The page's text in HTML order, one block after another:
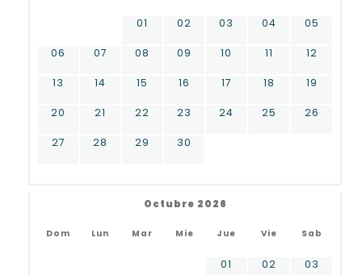
01 02 03 04 05
06 07 08 09 10 11 12
13 14 15 16 17 18 19
20 21 22 23 24 25 26
27 28 29 30
Octubre 2026
Dom Lun Mar Mie Jue Vie Sab
01 02 03